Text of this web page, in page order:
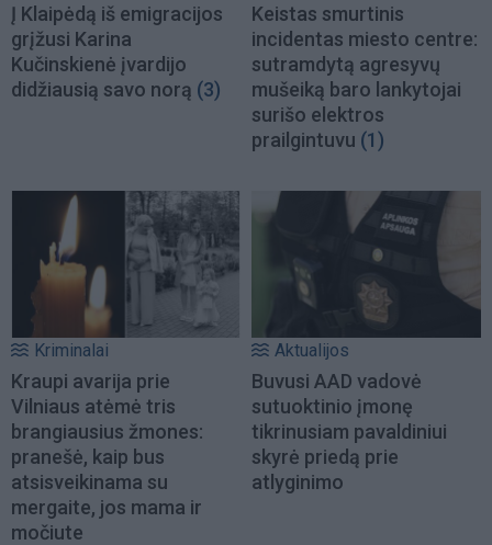
Į Klaipėdą iš emigracijos
grįžusi Karina
Kučinskienė įvardijo
didžiausią savo norą (3)
Keistas smurtinis
incidentas miesto centre:
sutramdytą agresyvų
mušeiką baro lankytojai
surišo elektros
prailgintuvu (1)
Kriminalai
Kraupi avarija prie
Vilniaus atėmė tris
brangiausius žmones:
pranešė, kaip bus
atsisveikinama su
mergaite, jos mama ir
močiute
Aktualijos
Buvusi AAD vadovė
sutuoktinio įmonę
tikrinusiam pavaldiniui
skyrė priedą prie
atlyginimo